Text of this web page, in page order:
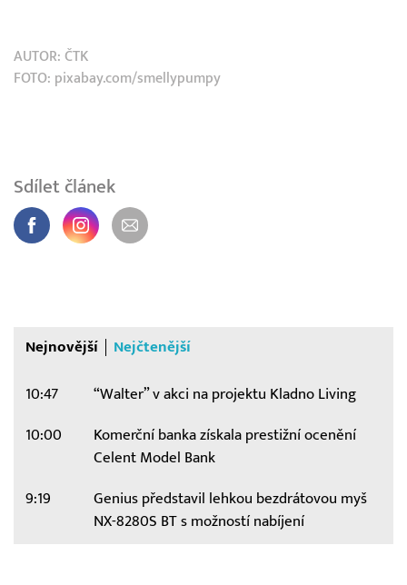
AUTOR: ČTK
FOTO: pixabay.com/smellypumpy
Sdílet článek
Nejnovější Nejčtenější
10:47 “Walter” v akci na projektu Kladno Living
10:00
Komerční banka získala prestižní ocenění
Celent Model Bank
9:19
Genius představil lehkou bezdrátovou myš
NX-8280S BT s možností nabíjení